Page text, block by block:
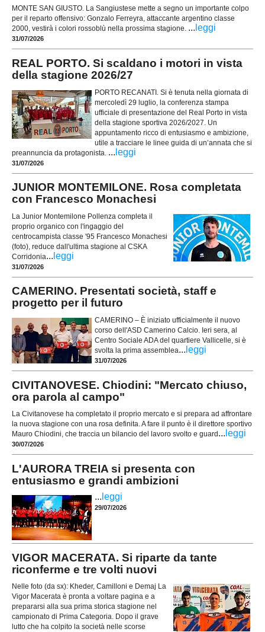
MONTE SAN GIUSTO. La Sangiustese mette a segno un importante colpo
per il reparto offensivo: Gonzalo Ferreyra, attaccante argentino classe
2000, vestirà i colori rossoblù nella prossima stagione. ... leggi
31/07/2026
REAL PORTO. Si scaldano i motori in vista
della stagione 2026/27
PORTO RECANATI. Si è tenuta nella giornata di
mercoledì 29 luglio, la conferenza stampa
ufficiale di presentazione del Real Porto in vista
della stagione sportiva 2026/2027. Un
appuntamento ricco di entusiasmo e ambizione,
utile a tracciare le linee guida di un’annata che si
preannuncia da protagonista. ... leggi
31/07/2026
JUNIOR MONTEMILONE. Rosa completata
con Francesco Monachesi
La Junior Montemilone Pollenza completa il
proprio organico con l'ingaggio del
centrocampista classe '95 Francesco Monachesi
(foto), reduce dall'ultima stagione al CSKA
Corridonia... leggi
31/07/2026
CAMERINO. Presentati società, staff e
progetto per il futuro
CAMERINO – È iniziato ufficialmente il nuovo
corso dell'ASD Camerino Calcio. Ieri sera, al
Centro Sociale ADA del quartiere Vallicelle, si è
svolta la prima assemblea... leggi
31/07/2026
CIVITANOVESE. Chiodini: "Mercato chiuso,
ora parola al campo"
La Civitanovese ha completato il proprio mercato e si prepara ad affrontare
la nuova stagione con una rosa definita. A fare il punto è il direttore sportivo
Mauro Chiodini, che traccia un bilancio del lavoro svolto e guard ... leggi
30/07/2026
L'AURORA TREIA si presenta con
entusiasmo e grandi ambizioni
... leggi
29/07/2026
VIGOR MACERATA. Si riparte da tante
riconferme e tre volti nuovi
Nelle foto (da sx): Kheder, Camilloni e Demaj La
Vigor Macerata è pronta a voltare pagina e a
prepararsi alla sua prima storica stagione nel
campionato di Prima Categoria. Dopo il grave
lutto che ha colpito la società nelle scorse